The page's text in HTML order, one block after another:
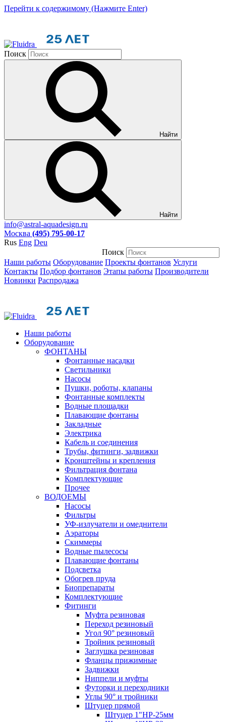
Перейти к содержимому (Нажмите Enter)
Поиск
Найти
Найти
info@astral-aquadesign.ru
Москва (495) 795-00-17
Rus Eng Deu
Поиск
Наши работы Оборудование Проекты фонтанов Услуги
Контакты Подбор фонтанов Этапы работы Производители
Новинки Распродажа
Наши работы
Оборудование
ФОНТАНЫ
Фонтанные насадки
Cветильники
Насосы
Пушки, роботы, клапаны
Фонтанные комплекты
Водные площадки
Плавающие фонтаны
Закладные
Электрика
Кабель и соединения
Трубы, фитинги, задвижки
Кронштейны и крепления
Фильтрация фонтана
Комплектующие
Прочее
ВОДОЕМЫ
Насосы
Фильтры
УФ-излучатели и омеднители
Аэраторы
Cкиммеры
Водные пылесосы
Плавающие фонтаны
Подсветка
Обогрев пруда
Биопрепараты
Комплектующие
Фитинги
Муфта резиновая
Переход резиновый
Угол 90° резиновый
Тройник резиновый
Заглушка резиновая
Фланцы прижимные
Задвижки
Ниппели и муфты
Футорки и переходники
Углы 90° и тройники
Штуцер прямой
Штуцер 1"НР-25мм